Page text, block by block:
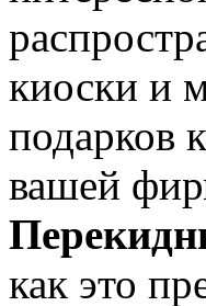
киоски и
подарков
вашей
как это